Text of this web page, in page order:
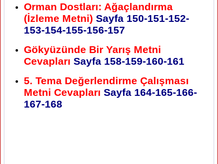
Orman Dostları: Ağaçlandırma
(İzleme Metni) Sayfa 150-151-152-
153-154-155-156-157
Gökyüzünde Bir Yarış Metni
Cevapları Sayfa 158-159-160-161
5. Tema Değerlendirme Çalışması
Metni Cevapları Sayfa 164-165-166-
167-168